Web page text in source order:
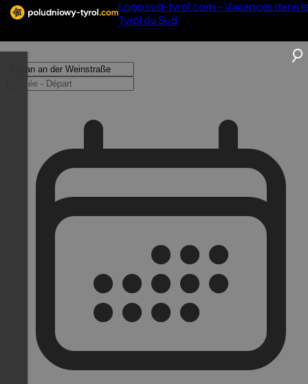
Logo sud-tyrol.com - Vacances dans
Tyrol du Sud